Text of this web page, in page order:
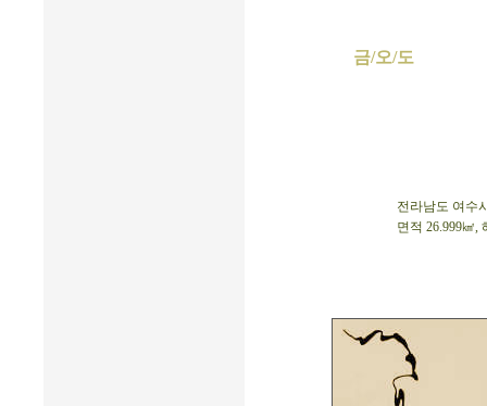
금/오/도
전라남도 여수
면적 26.999㎢,